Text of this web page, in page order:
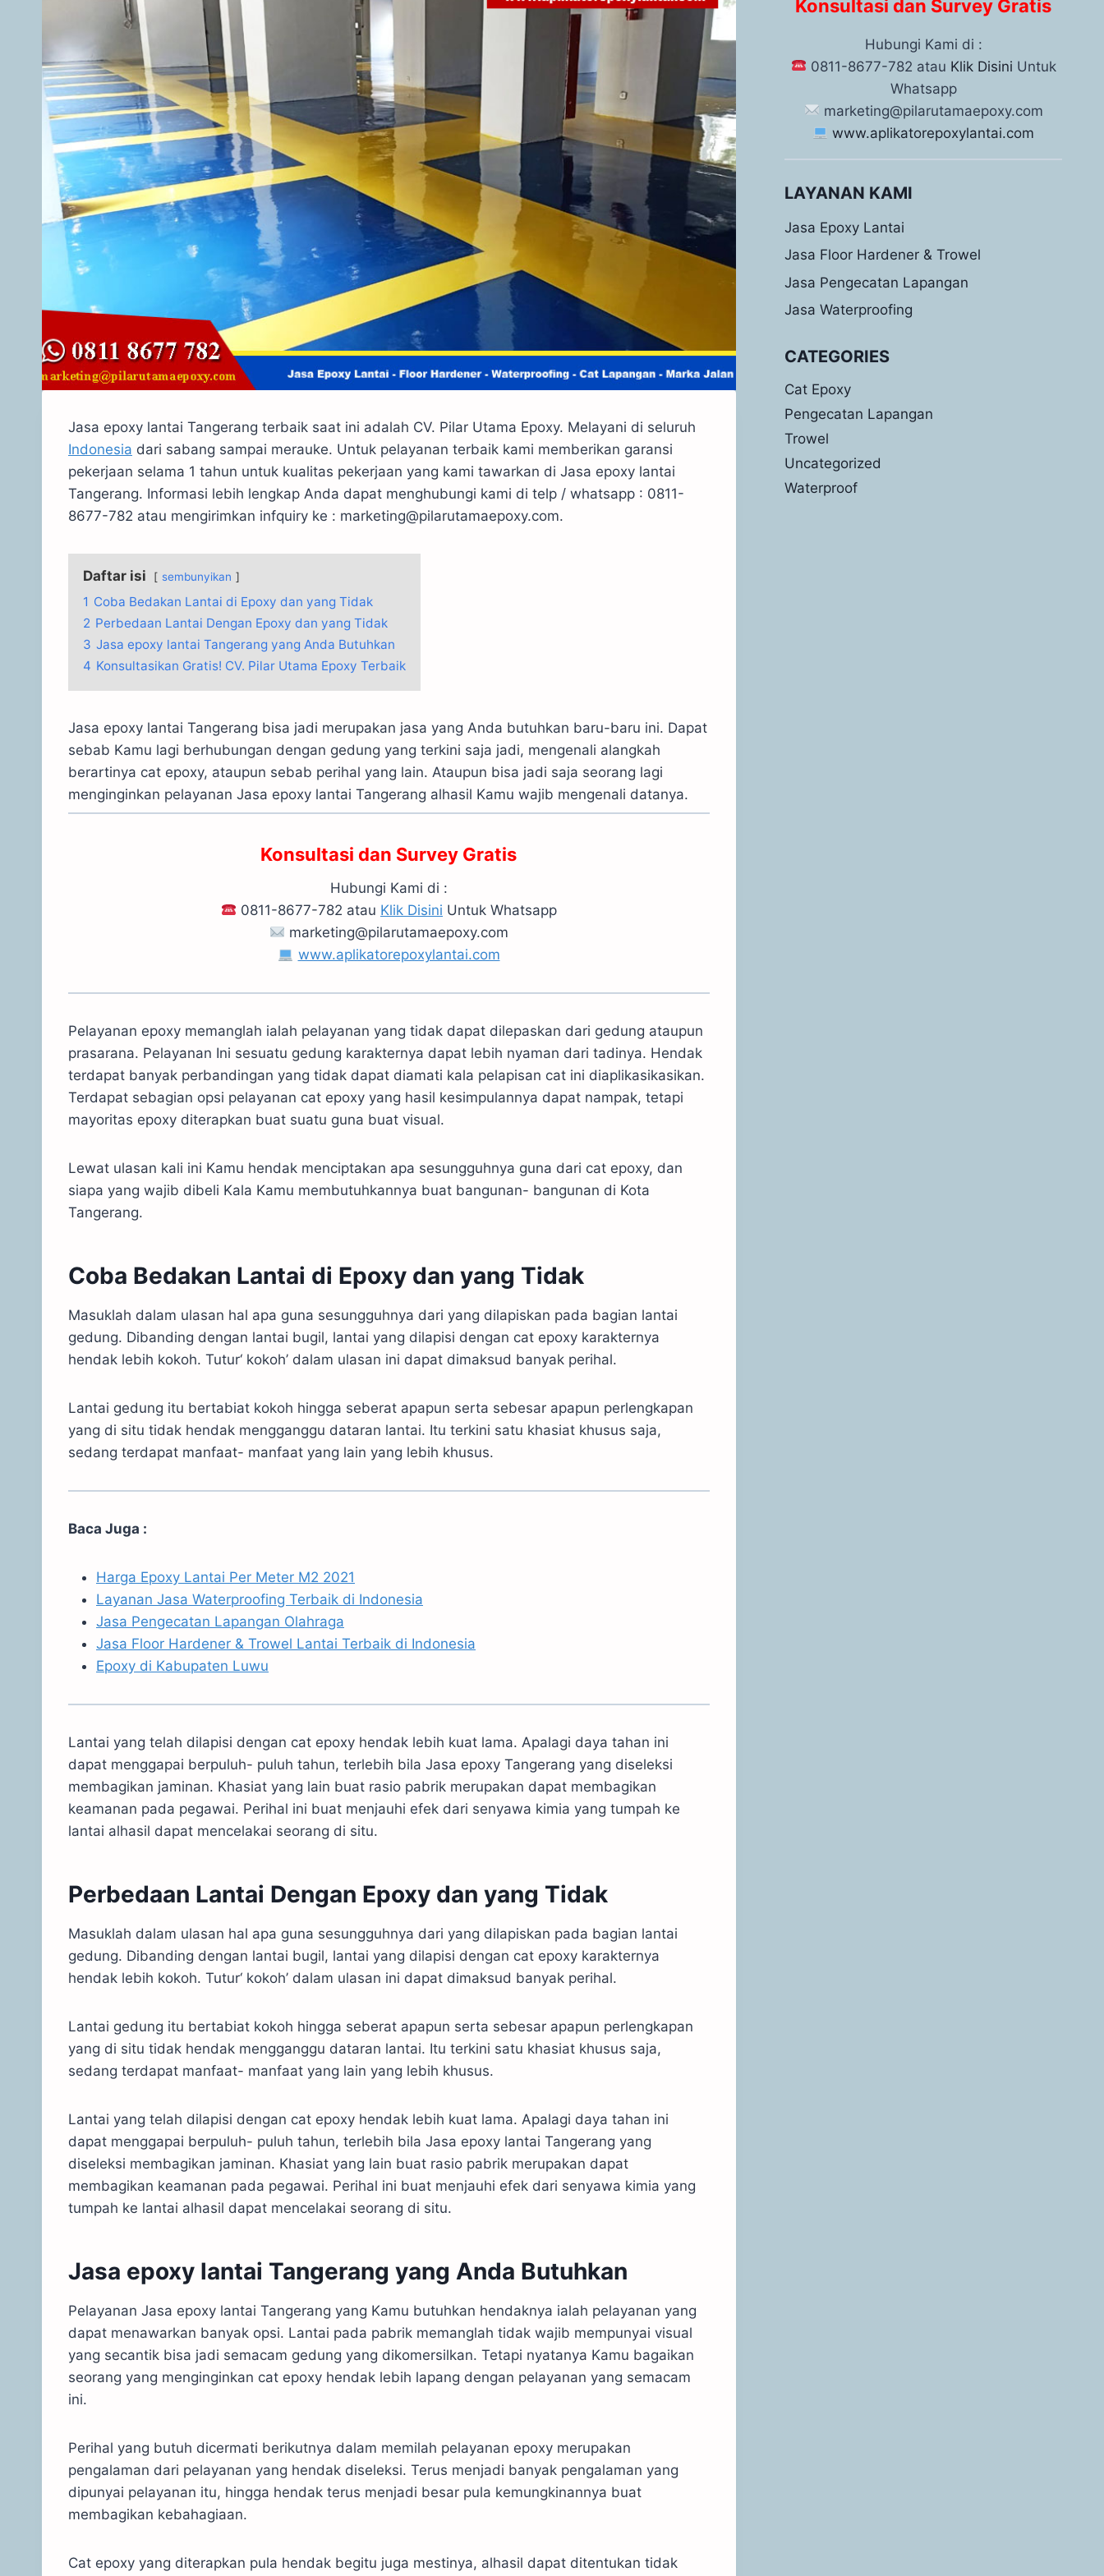
Jasa epoxy lantai Tangerang terbaik saat ini adalah CV. Pilar Utama Epoxy. Melayani di seluruh
Indonesia dari sabang sampai merauke. Untuk pelayanan terbaik kami memberikan garansi
pekerjaan selama 1 tahun untuk kualitas pekerjaan yang kami tawarkan di Jasa epoxy lantai
Tangerang. Informasi lebih lengkap Anda dapat menghubungi kami di telp / whatsapp : 0811-
8677-782 atau mengirimkan infquiry ke : marketing@pilarutamaepoxy.com.
Daftar isi sembunyikan
1 Coba Bedakan Lantai di Epoxy dan yang Tidak
2 Perbedaan Lantai Dengan Epoxy dan yang Tidak
3 Jasa epoxy lantai Tangerang yang Anda Butuhkan
4 Konsultasikan Gratis! CV. Pilar Utama Epoxy Terbaik
Jasa epoxy lantai Tangerang bisa jadi merupakan jasa yang Anda butuhkan baru-baru ini. Dapat
sebab Kamu lagi berhubungan dengan gedung yang terkini saja jadi, mengenali alangkah
berartinya cat epoxy, ataupun sebab perihal yang lain. Ataupun bisa jadi saja seorang lagi
menginginkan pelayanan Jasa epoxy lantai Tangerang alhasil Kamu wajib mengenali datanya.
Konsultasi dan Survey Gratis
Hubungi Kami di :
0811-8677-782 atau Klik Disini Untuk Whatsapp
marketing@pilarutamaepoxy.com
www.aplikatorepoxylantai.com
Pelayanan epoxy memanglah ialah pelayanan yang tidak dapat dilepaskan dari gedung ataupun
prasarana. Pelayanan Ini sesuatu gedung karakternya dapat lebih nyaman dari tadinya. Hendak
terdapat banyak perbandingan yang tidak dapat diamati kala pelapisan cat ini diaplikasikasikan.
Terdapat sebagian opsi pelayanan cat epoxy yang hasil kesimpulannya dapat nampak, tetapi
mayoritas epoxy diterapkan buat suatu guna buat visual.
Lewat ulasan kali ini Kamu hendak menciptakan apa sesungguhnya guna dari cat epoxy, dan
siapa yang wajib dibeli Kala Kamu membutuhkannya buat bangunan- bangunan di Kota
Tangerang.
Coba Bedakan Lantai di Epoxy dan yang Tidak
Masuklah dalam ulasan hal apa guna sesungguhnya dari yang dilapiskan pada bagian lantai
gedung. Dibanding dengan lantai bugil, lantai yang dilapisi dengan cat epoxy karakternya
hendak lebih kokoh. Tutur‘ kokoh’ dalam ulasan ini dapat dimaksud banyak perihal.
Lantai gedung itu bertabiat kokoh hingga seberat apapun serta sebesar apapun perlengkapan
yang di situ tidak hendak mengganggu dataran lantai. Itu terkini satu khasiat khusus saja,
sedang terdapat manfaat- manfaat yang lain yang lebih khusus.
Baca Juga :
Harga Epoxy Lantai Per Meter M2 2021
Layanan Jasa Waterproofing Terbaik di Indonesia
Jasa Pengecatan Lapangan Olahraga
Jasa Floor Hardener & Trowel Lantai Terbaik di Indonesia
Epoxy di Kabupaten Luwu
Lantai yang telah dilapisi dengan cat epoxy hendak lebih kuat lama. Apalagi daya tahan ini
dapat menggapai berpuluh- puluh tahun, terlebih bila Jasa epoxy Tangerang yang diseleksi
membagikan jaminan. Khasiat yang lain buat rasio pabrik merupakan dapat membagikan
keamanan pada pegawai. Perihal ini buat menjauhi efek dari senyawa kimia yang tumpah ke
lantai alhasil dapat mencelakai seorang di situ.
Perbedaan Lantai Dengan Epoxy dan yang Tidak
Masuklah dalam ulasan hal apa guna sesungguhnya dari yang dilapiskan pada bagian lantai
gedung. Dibanding dengan lantai bugil, lantai yang dilapisi dengan cat epoxy karakternya
hendak lebih kokoh. Tutur‘ kokoh’ dalam ulasan ini dapat dimaksud banyak perihal.
Lantai gedung itu bertabiat kokoh hingga seberat apapun serta sebesar apapun perlengkapan
yang di situ tidak hendak mengganggu dataran lantai. Itu terkini satu khasiat khusus saja,
sedang terdapat manfaat- manfaat yang lain yang lebih khusus.
Lantai yang telah dilapisi dengan cat epoxy hendak lebih kuat lama. Apalagi daya tahan ini
dapat menggapai berpuluh- puluh tahun, terlebih bila Jasa epoxy lantai Tangerang yang
diseleksi membagikan jaminan. Khasiat yang lain buat rasio pabrik merupakan dapat
membagikan keamanan pada pegawai. Perihal ini buat menjauhi efek dari senyawa kimia yang
tumpah ke lantai alhasil dapat mencelakai seorang di situ.
Jasa epoxy lantai Tangerang yang Anda Butuhkan
Pelayanan Jasa epoxy lantai Tangerang yang Kamu butuhkan hendaknya ialah pelayanan yang
dapat menawarkan banyak opsi. Lantai pada pabrik memanglah tidak wajib mempunyai visual
yang secantik bisa jadi semacam gedung yang dikomersilkan. Tetapi nyatanya Kamu bagaikan
seorang yang menginginkan cat epoxy hendak lebih lapang dengan pelayanan yang semacam
ini.
Perihal yang butuh dicermati berikutnya dalam memilah pelayanan epoxy merupakan
pengalaman dari pelayanan yang hendak diseleksi. Terus menjadi banyak pengalaman yang
dipunyai pelayanan itu, hingga hendak terus menjadi besar pula kemungkinannya buat
membagikan kebahagiaan.
Cat epoxy yang diterapkan pula hendak begitu juga mestinya, alhasil dapat ditentukan tidak
Konsultasi dan Survey Gratis
Hubungi Kami di :
0811-8677-782 atau Klik Disini Untuk
Whatsapp
marketing@pilarutamaepoxy.com
www.aplikatorepoxylantai.com
LAYANAN KAMI
Jasa Epoxy Lantai
Jasa Floor Hardener & Trowel
Jasa Pengecatan Lapangan
Jasa Waterproofing
CATEGORIES
Cat Epoxy
Pengecatan Lapangan
Trowel
Uncategorized
Waterproof